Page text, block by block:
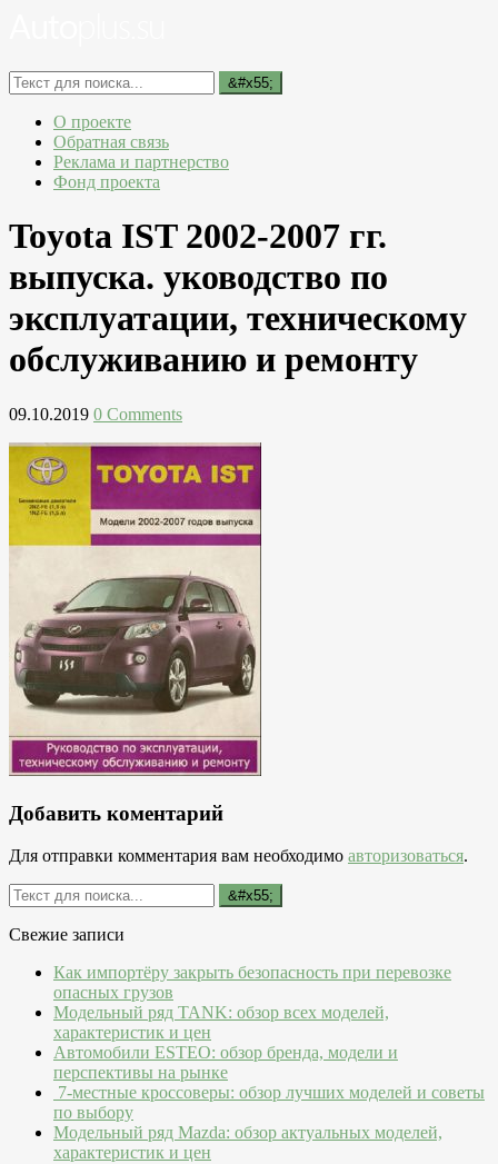
О проекте
Обратная связь
Реклама и партнерство
Фонд проекта
Toyota IST 2002-2007 гг.
выпуска. уководство по
эксплуатации, техническому
обслуживанию и ремонту
09.10.2019 0 Comments
Добавить коментарий
Для отправки комментария вам необходимо авторизоваться.
Свежие записи
Как импортёру закрыть безопасность при перевозке
опасных грузов
Модельный ряд TANK: обзор всех моделей,
характеристик и цен
Автомобили ESTEO: обзор бренда, модели и
перспективы на рынке
7-местные кроссоверы: обзор лучших моделей и советы
по выбору
Модельный ряд Mazda: обзор актуальных моделей,
характеристик и цен